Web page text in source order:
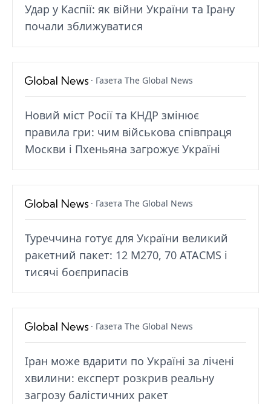
Удар у Каспії: як війни України та Ірану
почали зближуватися
· Газета The Global News
Новий міст Росії та КНДР змінює
правила гри: чим військова співпраця
Москви і Пхеньяна загрожує Україні
· Газета The Global News
Туреччина готує для України великий
ракетний пакет: 12 M270, 70 ATACMS і
тисячі боєприпасів
· Газета The Global News
Іран може вдарити по Україні за лічені
хвилини: експерт розкрив реальну
загрозу балістичних ракет